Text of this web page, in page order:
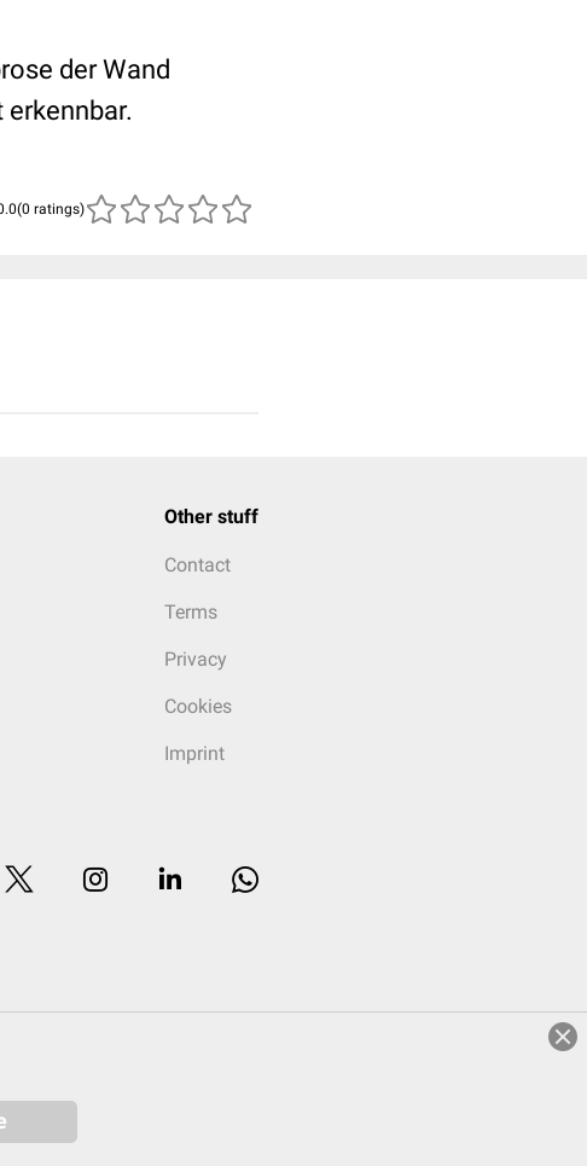
der Wand
(0 ratings)
Other stuff
Contact
Terms
Privacy
Cookies
Imprint